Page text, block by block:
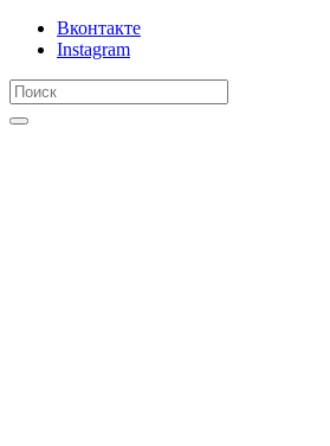
Вконтакте
Instagram